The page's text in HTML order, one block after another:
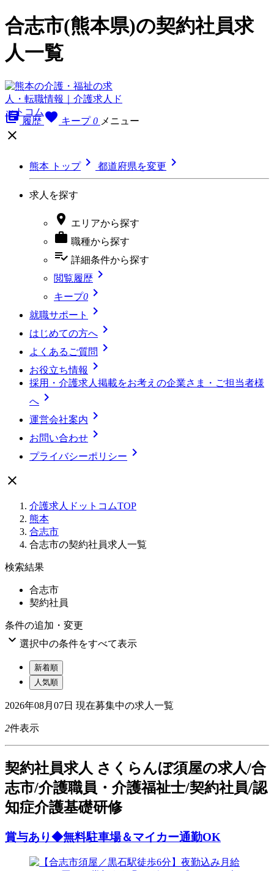
合志市(熊本県)の契約社員求
人一覧
library_books 履歴 favorite キープ 0 メニュー

熊本 トップ 都道府県を変更 
求人を探す
 エリアから探す
 職種から探す
playlist_add_check 詳細条件から探す
閲覧履歴 
キープ0 
就職サポート 
はじめての方へ 
よくあるご質問 
お役立ち情報 
採用・介護求人掲載をお考えの企業さま・ご担当者様
へ 
運営会社案内 
お問い合わせ 
プライバシーポリシー 

介護求人ドットコムTOP
熊本
合志市
合志市の契約社員求人一覧
検索結果
合志市
契約社員
条件の追加・変更
 選択中の条件をすべて表示
新着順
人気順
2026年08月07日 現在募集中の求人一覧
2件表示
契約社員求人 さくらんぼ須屋の求人/合
志市/介護職員・介護福祉士/契約社員/認
知症介護基礎研修
賞与あり◆無料駐車場＆マイカー通勤OK